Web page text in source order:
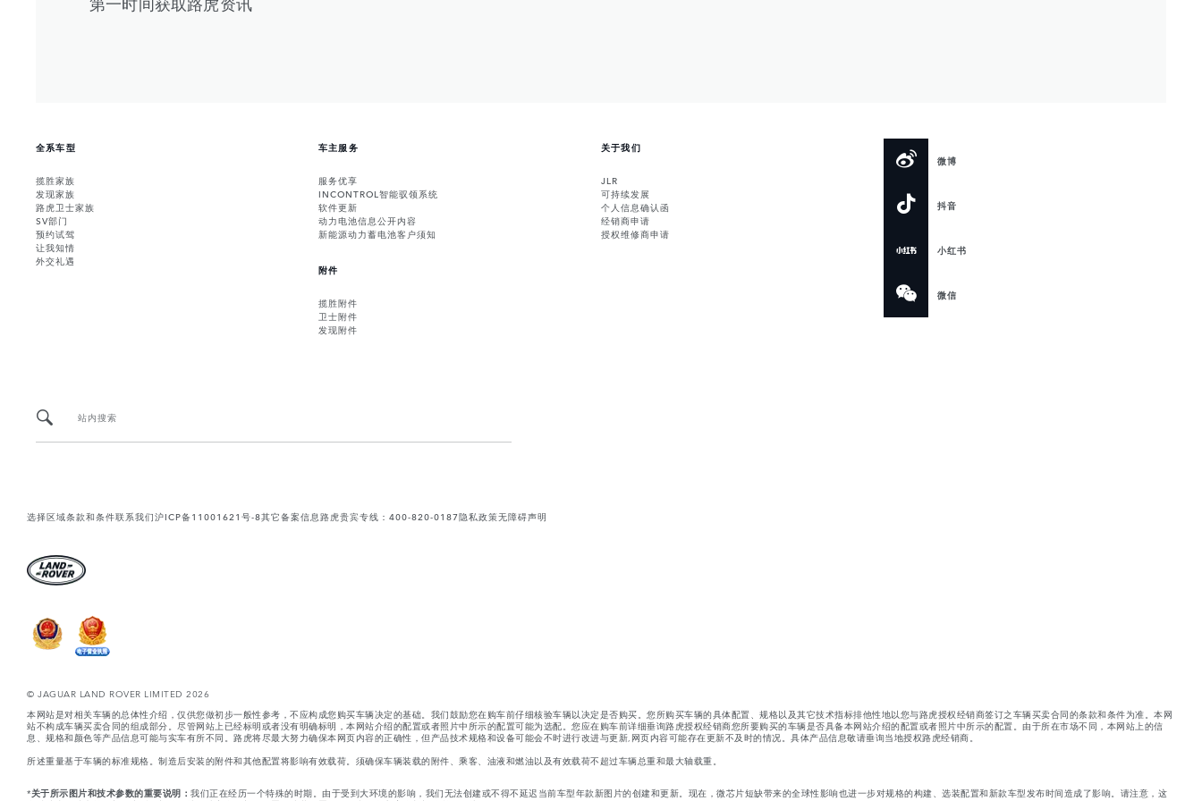
全系车型
揽胜家族
发现家族
路虎卫士家族
SV部门
预约试驾
让我知情
外交礼遇
车主服务
服务优享
INCONTROL智能驭领系统
软件更新
动力电池信息公开内容
新能源动力蓄电池客户须知
附件
揽胜附件
卫士附件
发现附件
关于我们
JLR
可持续发展
个人信息确认函
经销商申请
授权维修商申请
微博
抖音
小红书
微信
站内搜索
选择区域条款和条件联系我们沪ICP备11001621号-8其它备案信息路虎贵宾专线：400-820-0187隐私政策无障碍声明
© JAGUAR LAND ROVER LIMITED 2026
本网站是对相关车辆的总体性介绍，仅供您做初步一般性参考，不应构成您购买车辆决定的基础。我们鼓励您在购车前仔细核验车辆以决定是否购买。您所购买车辆的具体配置、规格以及其它技术指标排他性地以您与路虎授权经销商签订之车辆买卖合同的条款和条件为准。本网
站不构成车辆买卖合同的组成部分。尽管网站上已经标明或者没有明确标明，本网站介绍的配置或者照片中所示的配置可能为选配。您应在购车前详细垂询路虎授权经销商您所要购买的车辆是否具备本网站介绍的配置或者照片中所示的配置。由于所在市场不同，本网站上的信
息、规格和颜色等产品信息可能与实车有所不同。路虎将尽最大努力确保本网页内容的正确性，但产品技术规格和设备可能会不时进行改进与更新,网页内容可能存在更新不及时的情况。具体产品信息敬请垂询当地授权路虎经销商。
所述重量基于车辆的标准规格。制造后安装的附件和其他配置将影响有效载荷。须确保车辆装载的附件、乘客、油液和燃油以及有效载荷不超过车辆总重和最大轴载重。
*关于所示图片和技术参数的重要说明： 我们正在经历一个特殊的时期。由于受到大环境的影响，我们无法创建或不得不延迟当前车型年款新图片的创建和更新。现在，微芯片短缺带来的全球性影响也进一步对规格的构建、选装配置和新款车型发布时间造成了影响。请注意，这